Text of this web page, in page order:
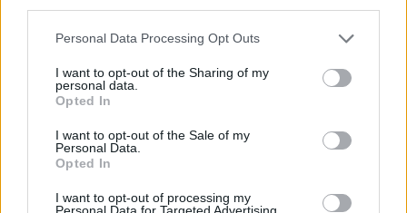
Personal Data Processing Opt Outs
I want to opt-out of the Sharing of my
personal data.
Opted In
I want to opt-out of the Sale of my
Personal Data.
Opted In
I want to opt-out of processing my
Personal Data for Targeted Advertising.
Ε3 2017 – To JRPG Code Vein
δείχνει να έχει λίγο άρωμα
από Dark Souls!
UPDATED: 15/06/2017